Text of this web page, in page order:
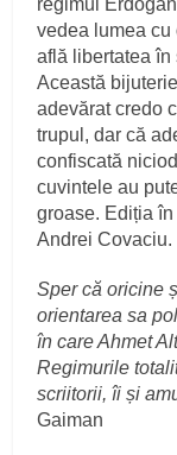
vedea lumea cu
află libertatea în
Această
adevărat credo
trupul, dar că
confiscată
cuvintele au
groase. Ediția
Andrei Covaciu.
Sper că oricine
orientarea sa
în care Ahmet
Regimurile
scriitorii, îi și
Gaiman